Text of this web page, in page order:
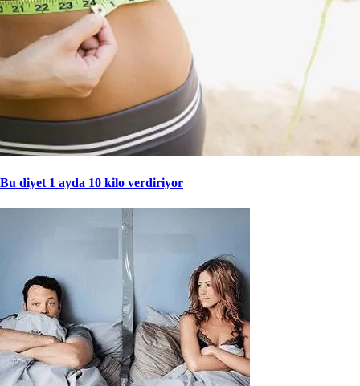
Bu diyet 1 ayda 10 kilo verdiriyor